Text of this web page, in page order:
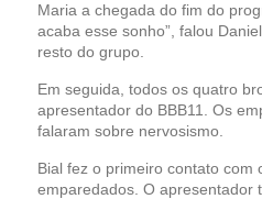
Maria a chegada do fim do
acaba esse sonho”, falou
resto do grupo.
Em seguida, todos os quatro
apresentador do BBB11. Os
falaram sobre nervosismo.
Bial fez o primeiro contato
emparedados. O apresentador